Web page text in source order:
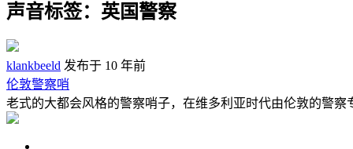
声音标签： 英国警察
klankbeeld 发布于 10 年前
伦敦警察哨
老式的大都会风格的警察哨子，在维多利亚时代由伦敦的警